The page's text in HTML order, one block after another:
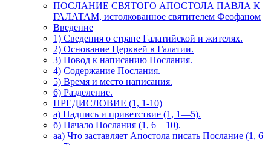
ПОСЛАНИЕ СВЯТОГО АПОСТОЛА ПАВЛА К
ГАЛАТАМ, истолкованное святителем Феофаном
Введение
1) Сведения о стране Галатийской и жителях.
2) Основание Церквей в Галатии.
3) Повод к написанию Послания.
4) Содержание Послания.
5) Время и место написания.
6) Разделение.
ПРЕДИСЛОВИЕ (1, 1-10)
а) Надпись и приветствие (1, 1—5).
б) Начало Послания (1, 6—10).
аа) Что заставляет Апостола писать Послание (1, 6